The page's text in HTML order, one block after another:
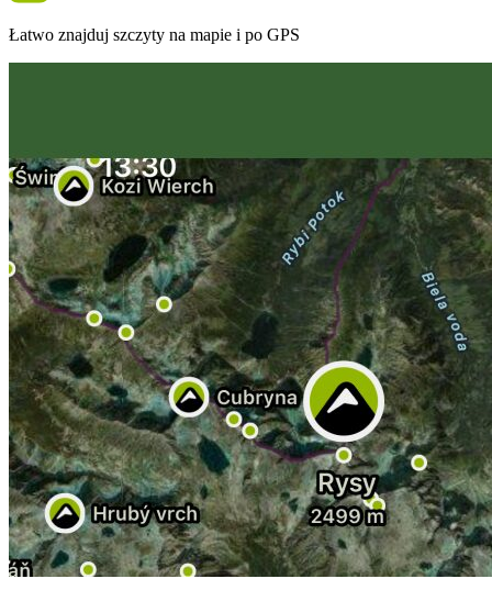
Łatwo znajduj szczyty na mapie i po GPS